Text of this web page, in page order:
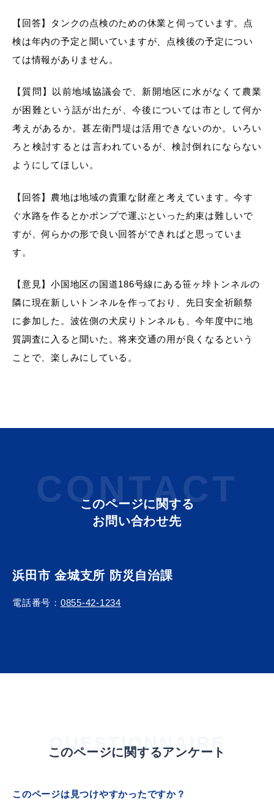
【回答】タンクの点検のための休業と伺っています。点
検は年内の予定と聞いていますが、点検後の予定につい
ては情報がありません。
【質問】以前地域協議会で、新開地区に水がなくて農業
が困難という話が出たが、今後については市として何か
考えがあるか。甚左衛門堤は活用できないのか。いろい
ろと検討するとは言われているが、検討倒れにならない
ようにしてほしい。
【回答】農地は地域の貴重な財産と考えています。今す
ぐ水路を作るとかポンプで運ぶといった約束は難しいで
すが、何らかの形で良い回答ができればと思っていま
す。
【意見】小国地区の国道186号線にある笹ヶ垰トンネルの
隣に現在新しいトンネルを作っており、先日安全祈願祭
に参加した。波佐側の犬戻りトンネルも、今年度中に地
質調査に入ると聞いた。将来交通の用が良くなるという
ことで、楽しみにしている。
CONTACT
このページに関する
お問い合わせ先
浜田市 金城支所 防災自治課
電話番号： 0855-42-1234
QUESTIONNAIRE
このページに関するアンケート
このページは見つけやすかったですか？